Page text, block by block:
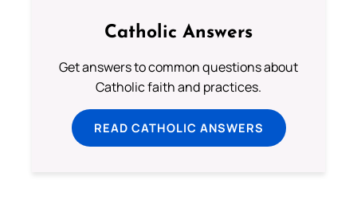
Catholic Answers
Get answers to common questions about
Catholic faith and practices.
READ CATHOLIC ANSWERS